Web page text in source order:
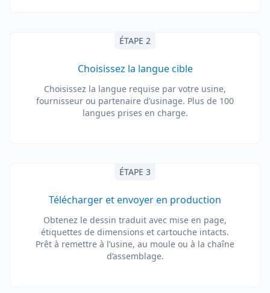
ÉTAPE 2
Choisissez la langue cible
Choisissez la langue requise par votre usine,
fournisseur ou partenaire d’usinage. Plus de 100
langues prises en charge.
ÉTAPE 3
Télécharger et envoyer en production
Obtenez le dessin traduit avec mise en page,
étiquettes de dimensions et cartouche intacts.
Prêt à remettre à l’usine, au moule ou à la chaîne
d’assemblage.